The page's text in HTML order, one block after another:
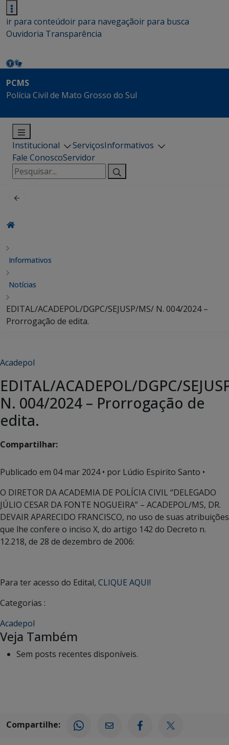
ir para conteúdoir para navegaçãoir para busca
Ouvidoria Transparência
PCMS
Polícia Civil de Mato Grosso do Sul
Institucional ServiçosInformativos
Fale ConoscoServidor
Pesquisar
por:
Informativos
Notícias
EDITAL/ACADEPOL/DGPC/SEJUSP/MS/ N. 004/2024 –
Prorrogação de edita.
Acadepol
EDITAL/ACADEPOL/DGPC/
N. 004/2024 – Prorrogação de
edita.
Compartilhar:
Publicado em 04 mar 2024• por Lúdio Espirito Santo •
O DIRETOR DA ACADEMIA DE POLÍCIA CIVIL “DELEGADO
JÚLIO CESAR DA FONTE NOGUEIRA” – ACADEPOL/MS, DR.
DEVAIR APARECIDO FRANCISCO, no uso de suas atribuições
que lhe confere o inciso X, do artigo 142 do Decreto n.
12.218, de 28 de dezembro de 2006:
Para ter acesso do Edital, CLIQUE AQUI!
Categorias :
Acadepol
Veja Também
Sem posts recentes disponíveis.
Compartilhe: